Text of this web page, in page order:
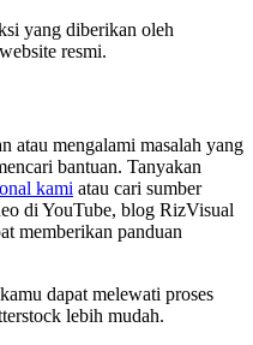
yang diberikan oleh
resmi.
atau mengalami masalah yang
bantuan. Tanyakan
kami atau cari sumber
di YouTube, blog RizVisual
memberikan panduan
dapat melewati proses
lebih mudah.